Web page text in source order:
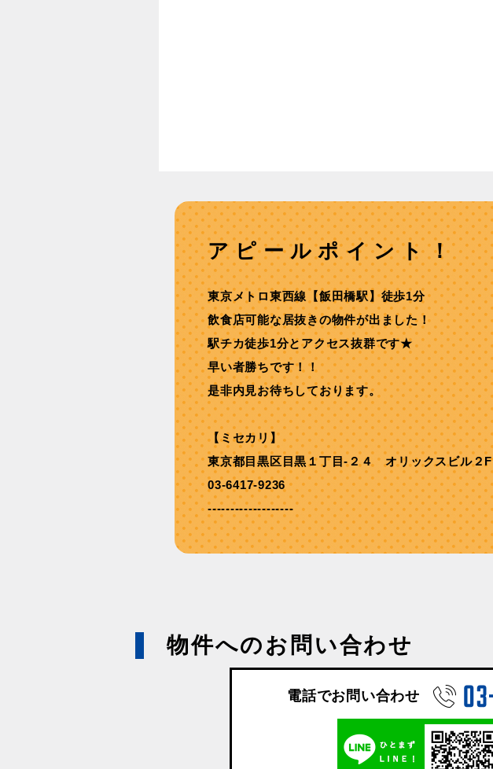
アピールポイント！
東京メトロ東西線【飯田橋駅】徒歩1分
飲食店可能な居抜きの物件が出ました！
駅チカ徒歩1分とアクセス抜群です★
早い者勝ちです！！
是非内見お待ちしております。
【ミセカリ】
東京都目黒区目黒１丁目-２４ オリックスビル２F
03-6417-9236
-------------------
物件へのお問い合わせ
電話でお問い合わせ